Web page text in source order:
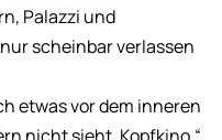
Palazzi und
scheinbar verlassen
etwas vor dem inneren
nicht sieht. Kopfkino.“